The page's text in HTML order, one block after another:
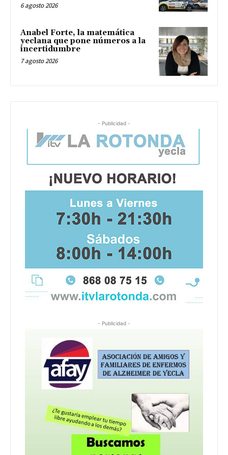
6 agosto 2026
Anabel Forte, la matemática
yeclana que pone números a la
incertidumbre
7 agosto 2026
- Publicidad -
- Publicidad -